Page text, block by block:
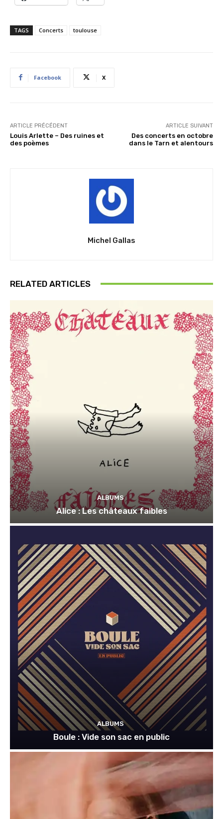
TAGS Concerts toulouse
Facebook X
ARTICLE PRÉCÉDENT
Louis Arlette – Des ruines et
des poèmes
ARTICLE SUIVANT
Des concerts en octobre
dans le Tarn et alentours
Michel Gallas
RELATED ARTICLES
ALBUMS
Alice : Les châteaux faibles
ALBUMS
Boule : Vide son sac en public